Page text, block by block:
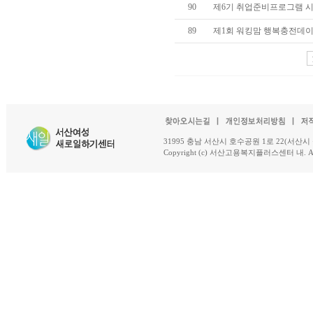
90 제6기 취업준비프로그램
89 제1회 워킹맘 행복충전데
31995 충남 서산시 호수공원 1로 22(서산
Copyright (c) 서산고용복지플러스센터 내.